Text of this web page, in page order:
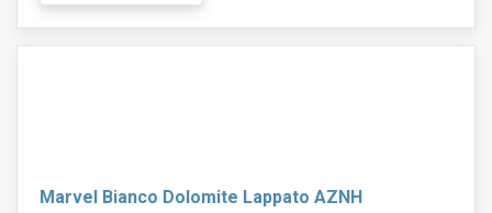
Marvel Bianco Dolomite Lappato AZNH